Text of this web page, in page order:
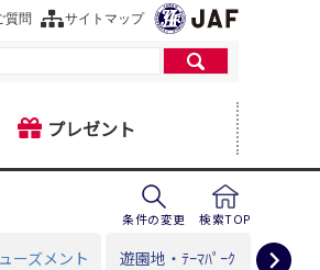
質問 サイトマップ
プレゼント
条件の変更 検索TOP
ーズメント 遊園地・ﾃｰﾏﾊﾟｰｸ